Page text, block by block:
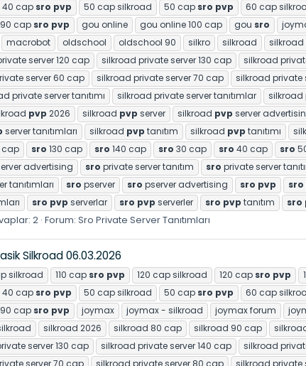
40 cap sro pvp 50 cap silkroad 50 cap sro pvp 60 cap
90 cap sro pvp gou online gou online 100 cap gou sro
macrobot oldschool oldschool 90 silkro silkroad silkroad
server 120 cap silkroad private server 130 cap silkroad
server 60 cap silkroad private server 70 cap silkroad private
private server tanıtımı silkroad private server tanıtımlar silkroad
pvp 2026 silkroad pvp server silkroad pvp server
server tanıtımları silkroad pvp tanıtım silkroad pvp tanıtımı
cap sro 130 cap sro 140 cap sro 30 cap sro 40 cap sro
advertising sro private server tanıtım sro private server
tanıtımları sro pserver sro pserver advertising sro pvp sro
sro pvp serverlar sro pvp serverler sro pvp tanıtım sro
2 Forum: Sro Private Server Tanıtımları
Silkroad 06.03.2026
silkroad 110 cap sro pvp 120 cap silkroad 120 cap sro pvp
40 cap sro pvp 50 cap silkroad 50 cap sro pvp 60 cap
90 cap sro pvp joymax joymax - silkroad joymax forum
silkroad 2026 silkroad 80 cap silkroad 90 cap
server 130 cap silkroad private server 140 cap silkroad